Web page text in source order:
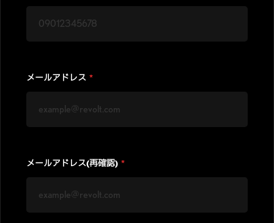
メールアドレス *
メールアドレス(再確認) *